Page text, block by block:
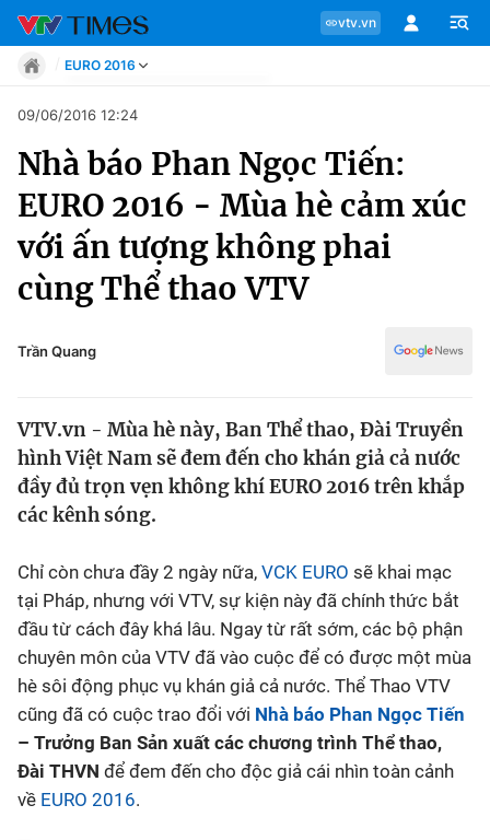
vtv.vn
Chuyên mục
Tin tức
Move
Phong cách
Sự kiện
Thể thao Điện tử
Các môn khác
VIDEO
Bên lề
EURO 2016
Move
Phong cách
Sự kiện
Bóng đá
Thể thao điện tử
Các môn khác
Bên lề
09/06/2016 12:24
Nhà báo Phan Ngọc Tiến:
EURO 2016 - Mùa hè cảm xúc
với ấn tượng không phai
cùng Thể thao VTV
Trần Quang
VTV.vn - Mùa hè này, Ban Thể thao, Đài Truyền
hình Việt Nam sẽ đem đến cho khán giả cả nước
đầy đủ trọn vẹn không khí EURO 2016 trên khắp
các kênh sóng.
Chỉ còn chưa đầy 2 ngày nữa, VCK EURO sẽ khai mạc
tại Pháp, nhưng với VTV, sự kiện này đã chính thức bắt
đầu từ cách đây khá lâu. Ngay từ rất sớm, các bộ phận
chuyên môn của VTV đã vào cuộc để có được một mùa
hè sôi động phục vụ khán giả cả nước. Thể Thao VTV
cũng đã có cuộc trao đổi với Nhà báo Phan Ngọc Tiến
– Trưởng Ban Sản xuất các chương trình Thể thao,
Đài THVN để đem đến cho độc giả cái nhìn toàn cảnh
về EURO 2016.